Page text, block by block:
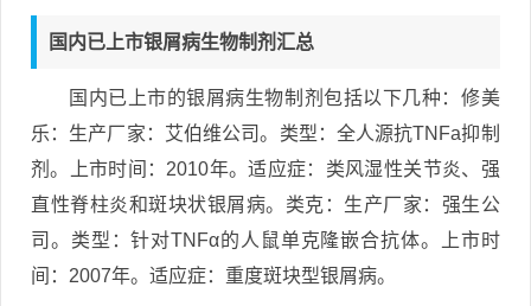
国内已上市银屑病生物制剂汇总
国内已上市的银屑病生物制剂包括以下几种：修美
乐：生产厂家：艾伯维公司。类型：全人源抗TNFa抑制
剂。上市时间：2010年。适应症：类风湿性关节炎、强
直性脊柱炎和斑块状银屑病。类克：生产厂家：强生公
司。类型：针对TNFα的人鼠单克隆嵌合抗体。上市时
间：2007年。适应症：重度斑块型银屑病。